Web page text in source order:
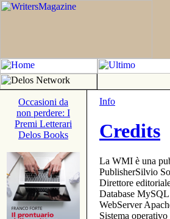
Occasioni da
non perdere: I
Premi Letterari
Delos Books
Info
Credits
La WMI è una
PublisherSilvio
Direttore
Database MySQL
WebServer
Sistema